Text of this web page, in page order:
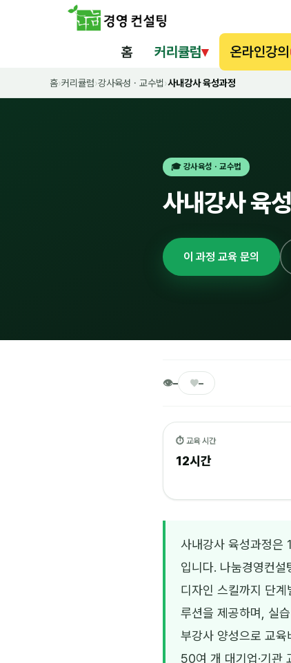
홈 커리큘럼▾ 온라인강의
홈›커리큘럼›강사육성 · 교수법›사내강사 육성과정
🎓 강사육성 · 교수법
사내강사 육
이 과정 교육 문의
👁– ♥–
⏱ 교육 시간
12시간
사내강사 육성과정은
입니다. 나눔경영컨
디자인 스킬까지 단
루션을 제공하며, 실
부강사 양성으로 교
50여 개 대기업·기관